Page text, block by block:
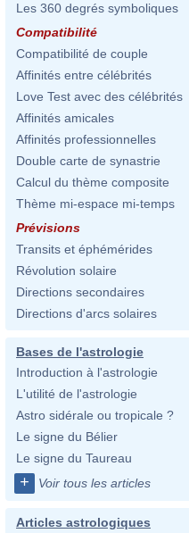
Les 360 degrés symboliques
Compatibilité
Compatibilité de couple
Affinités entre célébrités
Love Test avec des célébrités
Affinités amicales
Affinités professionnelles
Double carte de synastrie
Calcul du thème composite
Thème mi-espace mi-temps
Prévisions
Transits et éphémérides
Révolution solaire
Directions secondaires
Directions d'arcs solaires
Bases de l'astrologie
Introduction à l'astrologie
L'utilité de l'astrologie
Astro sidérale ou tropicale ?
Le signe du Bélier
Le signe du Taureau
+ Voir tous les articles
Articles astrologiques